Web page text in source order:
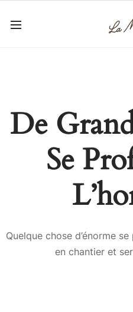
De
Se
Quelque chose d’énorme
en chantier et